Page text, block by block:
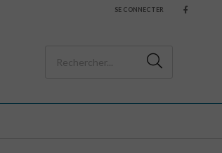
SE CONNECTER